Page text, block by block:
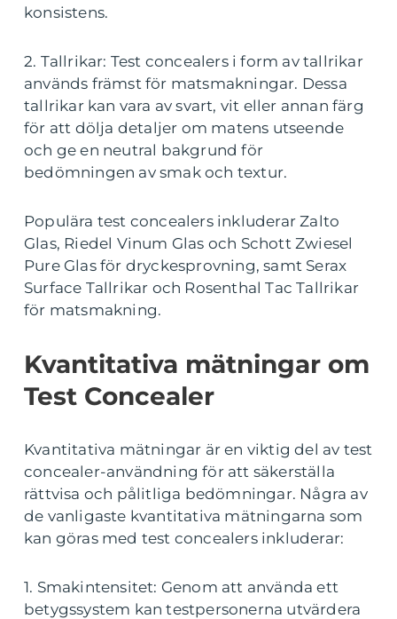
konsistens.
2. Tallrikar: Test concealers i form av tallrikar
används främst för matsmakningar. Dessa
tallrikar kan vara av svart, vit eller annan färg
för att dölja detaljer om matens utseende
och ge en neutral bakgrund för
bedömningen av smak och textur.
Populära test concealers inkluderar Zalto
Glas, Riedel Vinum Glas och Schott Zwiesel
Pure Glas för dryckesprovning, samt Serax
Surface Tallrikar och Rosenthal Tac Tallrikar
för matsmakning.
Kvantitativa mätningar om
Test Concealer
Kvantitativa mätningar är en viktig del av test
concealer-användning för att säkerställa
rättvisa och pålitliga bedömningar. Några av
de vanligaste kvantitativa mätningarna som
kan göras med test concealers inkluderar:
1. Smakintensitet: Genom att använda ett
betygssystem kan testpersonerna utvärdera